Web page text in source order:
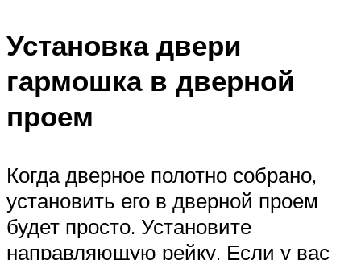
Установка двери
гармошка в дверной
проем
Когда дверное полотно собрано,
установить его в дверной проем
будет просто. Установите
направляющую рейку. Если у вас